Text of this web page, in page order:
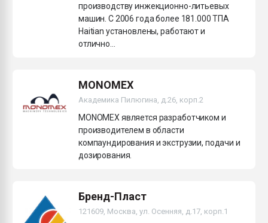
производству инжекционно-литьевых
машин. С 2006 года более 181.000 ТПА
Haitian установлены, работают и
отлично...
MONOMEX
Академика Пилюгина, д.26, корп.2
MONOMEX является разработчиком и
производителем в области
компаундирования и экструзии, подачи и
дозирования.
Бренд-Пласт
121609, Москва, ул. Осенняя, д.17, корп.1